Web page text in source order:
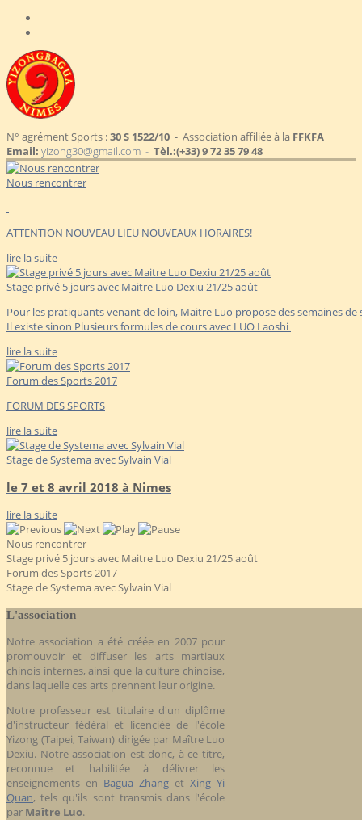
N° agrément Sports :30 S 1522/10 - Association affiliée à la FFKFA
Email: yizong30@gmail.com - Tèl.:(+33) 9 72 35 79 48
Nous rencontrer
ATTENTION NOUVEAU LIEU NOUVEAUX HORAIRES!
lire la suite
Stage privé 5 jours avec Maitre Luo Dexiu 21/25 août
Pour les pratiquants venant de loin, Maitre Luo propose des semaines
Il existe sinon Plusieurs formules de cours avec LUO Laoshi
lire la suite
Forum des Sports 2017
FORUM DES SPORTS
lire la suite
Stage de Systema avec Sylvain Vial
le 7 et 8 avril 2018 à Nimes
lire la suite
Nous rencontrer
Stage privé 5 jours avec Maitre Luo Dexiu 21/25 août
Forum des Sports 2017
Stage de Systema avec Sylvain Vial
L'association
Notre association a été créée en 2007 pour
promouvoir et diffuser les arts martiaux
chinois internes, ainsi que la culture chinoise,
dans laquelle ces arts prennent leur origine.
Notre professeur est titulaire d'un diplôme
d'instructeur fédéral et licenciée de l'école
Yizong (Taipei, Taiwan) dirigée par Maître Luo
Dexiu. Notre association est donc, à ce titre,
reconnue et habilitée à délivrer les
enseignements en Bagua Zhang et Xing Yi
Quan, tels qu'ils sont transmis dans l'école
par Maître Luo.